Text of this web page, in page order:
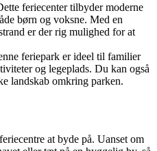
feriecenter tilbyder moderne
børn og voksne. Med en
er der rig mulighed for at
feriepark er ideel til familier
og legeplads. Du kan også
landskab omkring parken.
at byde på. Uanset om